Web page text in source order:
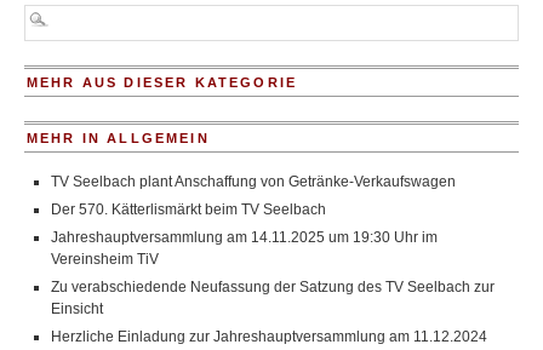
MEHR AUS DIESER KATEGORIE
MEHR IN ALLGEMEIN
TV Seelbach plant Anschaffung von Getränke-Verkaufswagen
Der 570. Kätterlismärkt beim TV Seelbach
Jahreshauptversammlung am 14.11.2025 um 19:30 Uhr im
Vereinsheim TiV
Zu verabschiedende Neufassung der Satzung des TV Seelbach zur
Einsicht
Herzliche Einladung zur Jahreshauptversammlung am 11.12.2024